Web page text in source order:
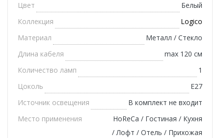
Цвет
Белый
Коллекция
Logico
Материал
Металл / Стекло
Длина кабеля
max 120 см
Количество ламп
1
Цоколь
E27
Источник освещения
В комплект не входит
Место применения
HoReCa / Гостиная / Кухня
/ Лофт / Отель / Прихожая